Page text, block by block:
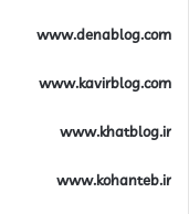
www.denablog.com
www.kavirblog.com
www.khatblog.ir
www.kohanteb.ir